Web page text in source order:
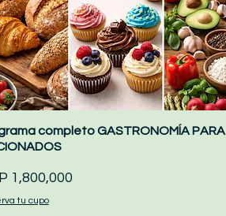
Quick View
completo GASTRONOMÍA PARA
1,800,000
tu cupo